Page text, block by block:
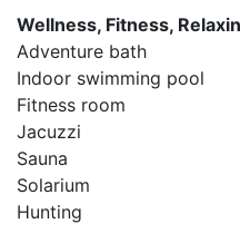
Wellness, Fitness,
Adventure bath
Indoor swimming pool
Fitness room
Jacuzzi
Sauna
Solarium
Hunting